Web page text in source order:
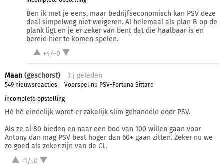
Ben ik met je eens, maar bedrijfseconomisch kan PSV deze
deal simpelweg niet weigeren. Al helemaal als plan B op de
plank ligt en je er zeker van bent dat die haalbaar is en
bereid hier te komen spelen.
+4/-0
Maan (geschorst) 3 j geleden
549 nieuwsreacties
Voorspel nu PSV-Fortuna Sittard
incomplete opstelling
Hé hé eindelijk wordt er zakelijk slim gehandeld door PSV.
Als ze al 80 bieden en naar een bod van 100 willen gaan voor
Antony dan mag PSV best hoger dan 60+ gaan zitten. Zeker nu we
zo goed als zeker zijn van de CL.
+1/-0